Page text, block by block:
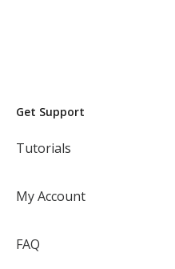
Get Support
Tutorials
My Account
FAQ